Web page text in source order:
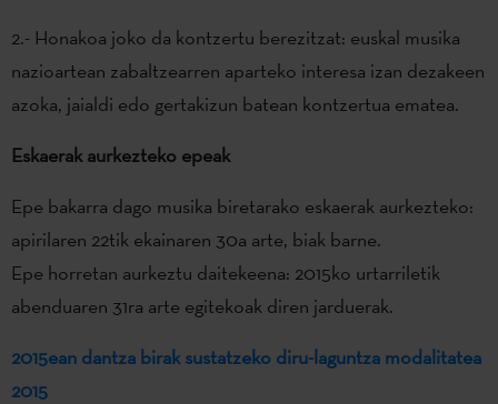
2.- Honakoa joko da kontzertu berezitzat: euskal musika
nazioartean zabaltzearren aparteko interesa izan dezakeen
azoka, jaialdi edo gertakizun batean kontzertua ematea.
Eskaerak aurkezteko epeak
Epe bakarra dago musika biretarako eskaerak aurkezteko:
apirilaren 22tik ekainaren 30a arte, biak barne.
Epe horretan aurkeztu daitekeena: 2015ko urtarriletik
abenduaren 31ra arte egitekoak diren jarduerak.
2015ean dantza birak sustatzeko diru-laguntza modalitatea
2015